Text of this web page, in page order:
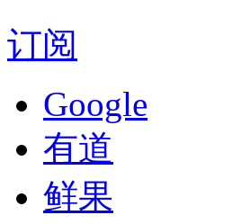
订阅
Google
有道
鲜果